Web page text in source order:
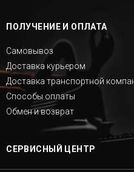
ПОЛУЧЕНИЕ И ОПЛАТА
Самовывоз
Доставка курьером
Доставка транспортной
Способы оплаты
Обмен и возврат
СЕРВИСНЫЙ ЦЕНТР